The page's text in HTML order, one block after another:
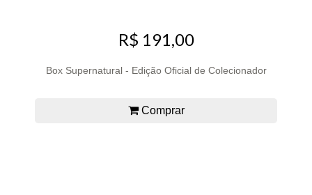
R$ 191,00
Box Supernatural - Edição Oficial de Colecionador
Comprar